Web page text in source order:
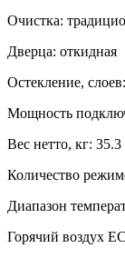
Очистка:
Дверца: откидная
Остекление,
Мощность
Вес нетто, кг: 35.3
Количество
Диапазон
Горячий воздух